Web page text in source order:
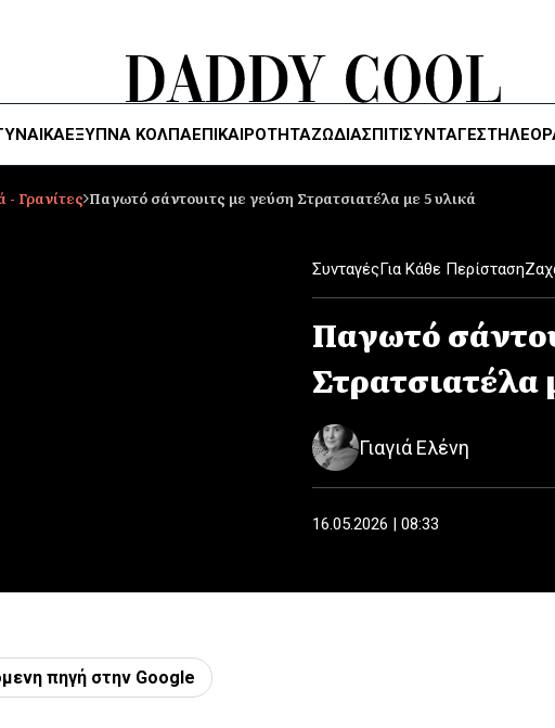
ΈΞΥΠΝΑ ΚΌΛΠΑΕΠΙΚΑΙΡΟΤΗΤΑΖΏΔΙΑΣΠΙΤΙΣΥΝΤΑΓΕΣ
Γρανίτες Παγωτό σάντουιτς με γεύση Στρατσιατέλα με 5 υλικά
ΣυνταγέςΓια Κάθε Περίσταση
Παγωτό
Στρατσιατέλα
Γιαγιά Ελένη
16.05.2026 | 08:33
πηγή στην Google